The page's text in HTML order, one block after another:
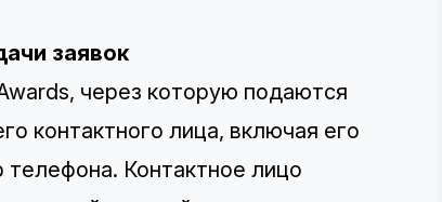
заявок
через которую подаются
контактного лица, включая его
Контактное лицо